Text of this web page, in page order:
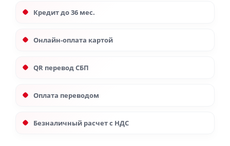
Кредит до 36 мес.
Онлайн-оплата картой
QR перевод СБП
Оплата переводом
Безналичный расчет с НДС